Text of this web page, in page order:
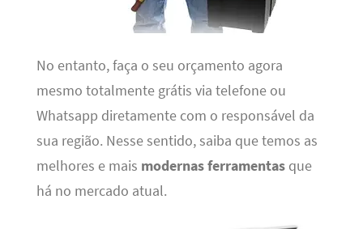
No entanto, faça o seu orçamento agora
mesmo totalmente grátis via telefone ou
Whatsapp diretamente com o responsável da
sua região. Nesse sentido, saiba que temos as
melhores e mais modernas ferramentasque
há no mercado atual.